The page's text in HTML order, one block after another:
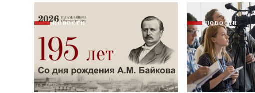
НОВОСТИ НОВОСТИ